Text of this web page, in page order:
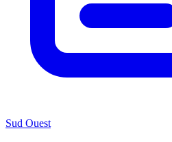
Sud Ouest